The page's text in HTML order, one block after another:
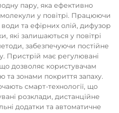
пару, яка ефективно
у повітрі. Працюючи
та ефірних олій, дифузор
які залишаються у повітрі
забезпечуючи постійне
Пристрій має регулювані
дозволяє користувачам
та зонами покриття запаху.
смарт-технології, що
розклади, дистанційне
додатки та автоматичне